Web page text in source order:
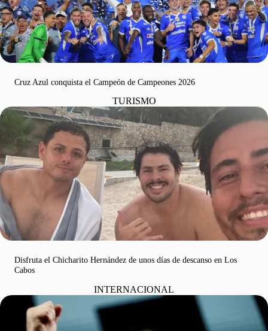
Cruz Azul conquista el Campeón de Campeones 2026
TURISMO
Disfruta el Chicharito Hernández de unos días de descanso en Los
Cabos
INTERNACIONAL